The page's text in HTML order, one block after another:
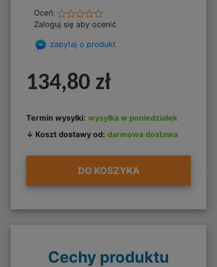
Oceń:
Zaloguj się aby ocenić
zapytaj o produkt
134,80 zł
Termin wysyłki: wysyłka w poniedziałek
↓ Koszt dostawy od: darmowa dostawa
DO KOSZYKA
Cechy produktu